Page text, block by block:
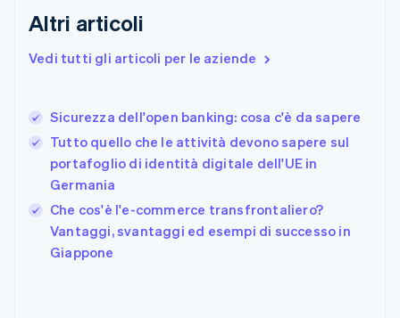
Altri articoli
Vedi tutti gli articoli per le aziende
Sicurezza dell'open banking: cosa c'è da sapere
Tutto quello che le attività devono sapere sul
portafoglio di identità digitale dell'UE in
Germania
Che cos'è l'e-commerce transfrontaliero?
Vantaggi, svantaggi ed esempi di successo in
Giappone
EnglishSvenska
FrançaisEnglish
Giappone
日本語 English
Gibilterra
English
Grecia
English
India
English
Irlanda